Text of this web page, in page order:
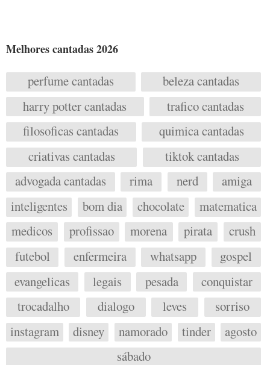
Melhores cantadas 2026
perfume cantadas
beleza cantadas
harry potter cantadas
trafico cantadas
filosoficas cantadas
quimica cantadas
criativas cantadas
tiktok cantadas
advogada cantadas
rima nerd
amiga
inteligentes
bom dia chocolate
matematica
medicos
profissao morena pirata
crush
futebol
enfermeira whatsapp
gospel
evangelicas
legais pesada
conquistar
trocadalho
dialogo leves
sorriso
instagram
disney namorado tinder
agosto
sábado